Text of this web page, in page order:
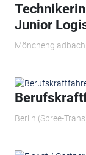
Junior
Berlin (Spree-